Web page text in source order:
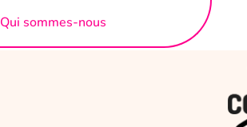
Qui sommes-nous